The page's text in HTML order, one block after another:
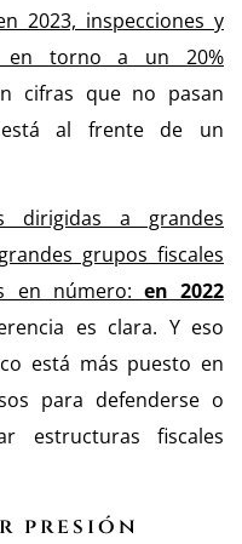
2023, inspecciones y
en torno a un 20%
cifras que no pasan
está al frente de un
dirigidas a grandes
grupos fiscales
en número: en 2022
es clara. Y eso
está más puesto en
para defenderse o
estructuras fiscales
presión